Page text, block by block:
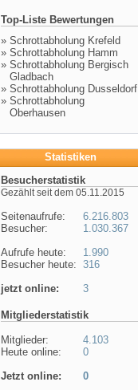
Top-Liste Bewertungen
» Schrottabholung Krefeld
» Schrottabholung Hamm
» Schrottabholung Bergisch
Gladbach
» Schrottabholung Dusseldorf
» Schrottabholung
Oberhausen
Statistiken
Besucherstatistik
Gezählt seit dem 05.11.2015
Seitenaufrufe:
Besucher:
Aufrufe heute:
Besucher heute:
jetzt online:
6.216.803
1.030.367
1.990
316
3
Mitgliederstatistik
Mitglieder:
Heute online:
4.103
0
Jetzt online:
0